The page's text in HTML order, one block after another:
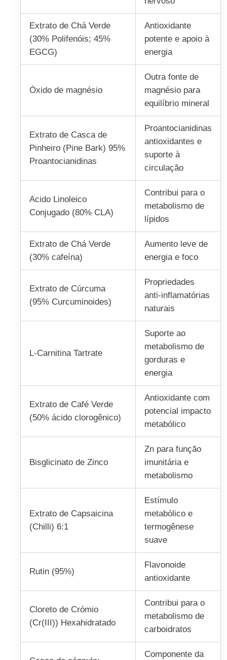
Extrato de Chá Verde
(30% Polifenóis; 45%
EGCG)
Antioxidante
potente e apoio à
energia
Óxido de magnésio
Outra fonte de
magnésio para
equilíbrio mineral
Extrato de Casca de
Pinheiro (Pine Bark) 95%
Proantocianidinas
Proantocianidinas
antioxidantes e
suporte à
circulação
Acido Linoleico
Conjugado (80% CLA)
Contribui para o
metabolismo de
lípidos
Extrato de Chá Verde
(30% cafeína)
Aumento leve de
energia e foco
Extrato de Cúrcuma
(95% Curcuminoides)
Propriedades
anti-inflamatórias
naturais
L-Carnitina Tartrate
Suporte ao
metabolismo de
gorduras e
energia
Extrato de Café Verde
(50% ácido clorogênico)
Antioxidante com
potencial impacto
metabólico
Bisglicinato de Zinco
Zn para função
imunitária e
metabolismo
Extrato de Capsaicina
(Chilli) 6:1
Estímulo
metabólico e
termogênese
suave
Rutin (95%)
Flavonoide
antioxidante
Cloreto de Crómio
(Cr(III)) Hexahidratado
Contribui para o
metabolismo de
carboidratos
Componente da